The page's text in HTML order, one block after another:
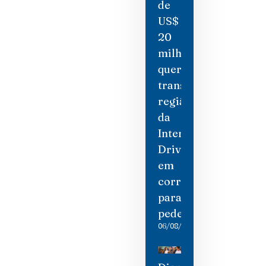
de
US$
20
milhões
quer
transformar
região
da
International
Drive
em
corredor
para
pedestres
06/08/2026